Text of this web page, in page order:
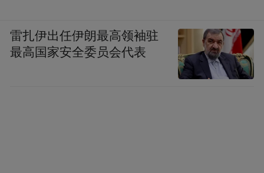
雷扎伊出任伊朗最高领袖驻
最高国家安全委员会代表